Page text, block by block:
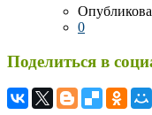
0
Поделиться в